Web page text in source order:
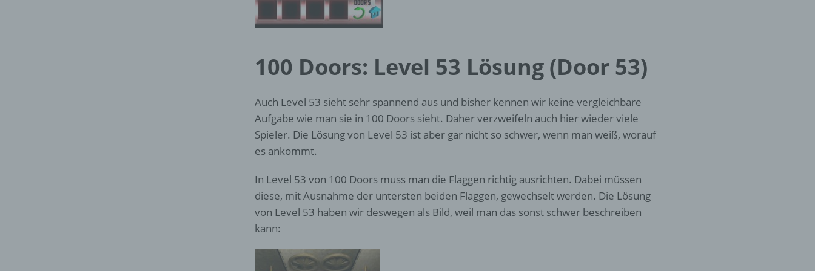
100 Doors: Level 53 Lösung (Door 53)
Auch Level 53 sieht sehr spannend aus und bisher kennen wir keine vergleichbare
Aufgabe wie man sie in 100 Doors sieht. Daher verzweifeln auch hier wieder viele
Spieler. Die Lösung von Level 53 ist aber gar nicht so schwer, wenn man weiß, worauf
es ankommt.
In Level 53 von 100 Doors muss man die Flaggen richtig ausrichten. Dabei müssen
diese, mit Ausnahme der untersten beiden Flaggen, gewechselt werden. Die Lösung
von Level 53 haben wir deswegen als Bild, weil man das sonst schwer beschreiben
kann:
e) Profiling
Profiling ist jede Art der automatisierten Verarbeitung
personenbezogener Daten, die darin besteht, dass diese
personenbezogenen Daten verwendet werden, um bestimmte
zu bewerten, insbesondere, um Aspekte bezüglich Arbeitsleistung,
wirtschaftlicher Lage, Gesundheit, persönlicher Vorlieben, Interessen,
Zuverlässigkeit, Verhalten, Aufenthaltsort oder Ortswechsel dieser
natürlichen Person zu analysieren oder vorherzusagen.
f) Pseudonymisierung